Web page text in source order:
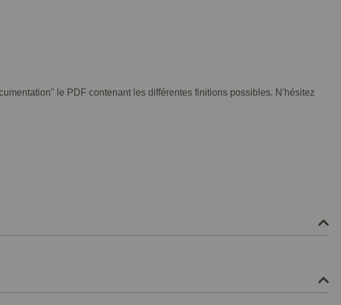
le PDF contenant les différentes finitions possibles. N'hésitez